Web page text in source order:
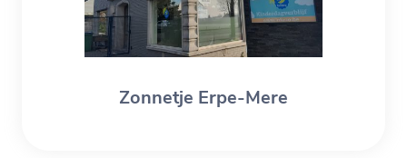
Zonnetje Erpe-Mere